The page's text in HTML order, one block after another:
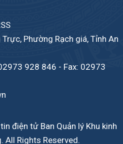
Phường Rạch giá, Tỉnh An
928 846 - Fax: 02973
điện tử Ban Quản lý Khu kinh
All Rights Reserved.